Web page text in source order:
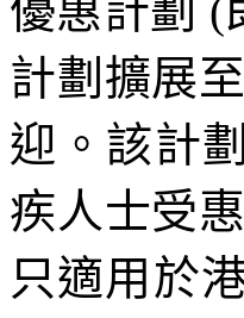
優惠計劃 (
計劃擴展
迎。該計
疾人士受
只適用於